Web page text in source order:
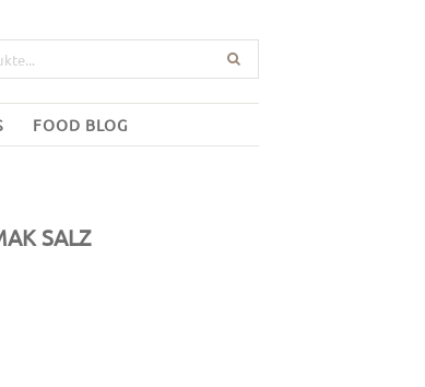
FOOD BLOG
SALZ